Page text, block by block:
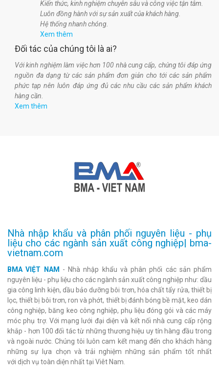
Kiến thức, kinh nghiệm chuyên sâu và công việc tận tâm.
Luôn đồng hành với sự sản xuất của khách hàng.
Hệ thống nhanh chóng.
Xem thêm
Đối tác của chúng tôi là ai?
Với kinh nghiệm làm việc hơn 100 nhà cung cấp, chúng tôi đáp ứng
nguồn đa dạng từ các sản phẩm đơn giản cho tới các sản phẩm
phức tạp nên luôn đáp ứng đủ các nhu cầu các sản phẩm khách
hàng cần.
Xem thêm
Nhà nhập khẩu và phân phối nguyên liệu - phụ
liệu cho các ngành sản xuất công nghiệp| bma-
vietnam.com
BMA VIỆT NAM
- Nhà nhập khẩu và phân phối các sản phẩm
nguyên liệu - phụ liệu cho các ngành sản xuất công nghiệp như: dầu
gia công linh kiện, dầu bảo dưỡng bôi trơn, hóa chất tẩy rửa, thiết bị
lọc, thiết bị bôi trơn, ron và phớt, thiết bị đánh bóng bề mặt, keo dán
công nghiệp, băng keo công nghiệp, phụ liệu đóng gói và các máy
móc phụ trợ. Với mạng lưới đại diện và kết nối nhà cung cấp rộng
khắp - hơn 100 đối tác từ những thương hiệu uy tín hàng đầu trong
và ngoài nước. Chúng tôi luôn cam kết mang đến cho khách hàng
những sự lựa chọn và trải nghiệm những sản phẩm tốt nhất
với dịch vụ toàn diện nhất tại Viêt Nam.